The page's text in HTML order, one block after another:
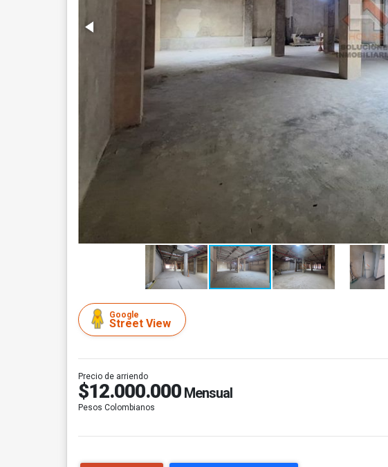
Google
Street View
Precio de arriendo
$12.000.000 Mensual
Pesos Colombianos